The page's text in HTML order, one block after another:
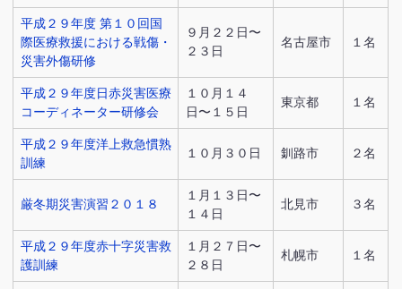
平成２９年度 第１０回国
際医療救援における戦傷・
災害外傷研修
９月２２日〜
２３日
名古屋市 １名
平成２９年度日赤災害医療
コーディネーター研修会
１０月１４
日〜１５日
東京都 １名
平成２９年度洋上救急慣熟
訓練
１０月３０日 釧路市 ２名
厳冬期災害演習２０１８
１月１３日〜
１４日
北見市 ３名
平成２９年度赤十字災害救
護訓練
１月２７日〜
２８日
札幌市 １名